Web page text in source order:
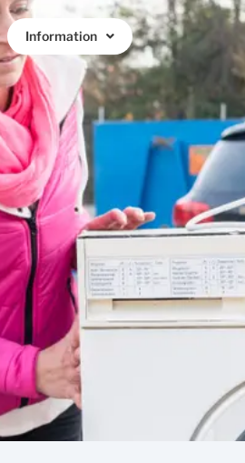
Information